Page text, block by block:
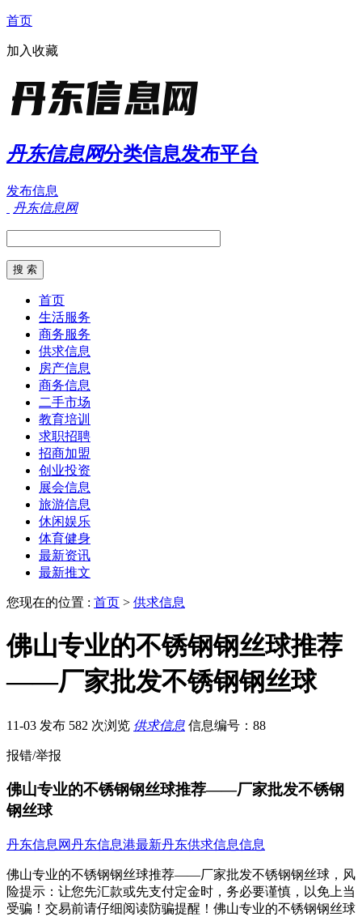
首页
加入收藏
丹东信息网分类信息发布平台
发布信息
丹东信息网
首页
生活服务
商务服务
供求信息
房产信息
商务信息
二手市场
教育培训
求职招聘
招商加盟
创业投资
展会信息
旅游信息
休闲娱乐
体育健身
最新资讯
最新推文
您现在的位置 : 首页 > 供求信息
佛山专业的不锈钢钢丝球推荐
——厂家批发不锈钢钢丝球
11-03 发布 582 次浏览 供求信息 信息编号：88
报错/举报
佛山专业的不锈钢钢丝球推荐——厂家批发不锈钢
钢丝球
丹东信息网丹东信息港最新丹东供求信息信息
佛山专业的不锈钢钢丝球推荐——厂家批发不锈钢钢丝球，风
险提示：让您先汇款或先支付定金时，务必要谨慎，以免上当
受骗！交易前请仔细阅读防骗提醒！佛山专业的不锈钢钢丝球